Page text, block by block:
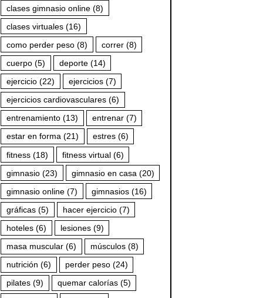
clases gimnasio online(8)
clases virtuales(16)
como perder peso(8) correr(8)
cuerpo(5) deporte(14)
ejercicio(22) ejercicios(7)
ejercicios cardiovasculares(6)
entrenamiento(13) entrenar(7)
estar en forma(21) estres(6)
fitness(18) fitness virtual(6)
gimnasio(23) gimnasio en casa (20)
gimnasio online(7) gimnasios(16)
gráficas(5) hacer ejercicio(7)
hoteles(6) lesiones(9)
masa muscular(6) músculos(8)
nutrición (6) perder peso(24)
pilates(9) quemar calorías(5)